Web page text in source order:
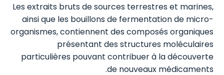
Les extraits bruts de sources terrestres et marines,
ainsi que les bouillons de fermentation de micro-
organismes, contiennent des composés organiques
présentant des structures moléculaires
particulières pouvant contribuer à la découverte
de nouveaux médicaments.